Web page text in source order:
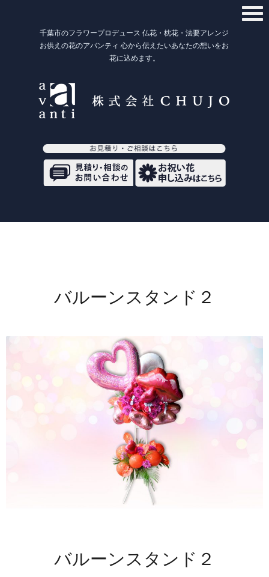
千葉市のフラワープロデュース 仏花・枕花・法要アレンジ
お供えの花のアバンティ 心から伝えたいあなたの想いをお
花に込めます。
バルーンスタンド２
バルーンスタンド２